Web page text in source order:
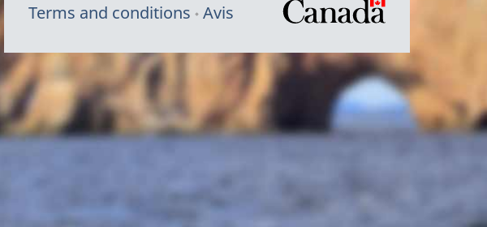
Terms and conditions Avis
/
du
gouvernement
du